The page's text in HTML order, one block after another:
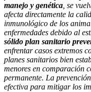
manejo y genética , se
afecta directamente la
inmunológico de los
enfermedades debido al
sólido plan sanitario
enfrentar casos extremos
planes sanitarios bien
menores en comparación
permanente. La
efectiva para mitigar los